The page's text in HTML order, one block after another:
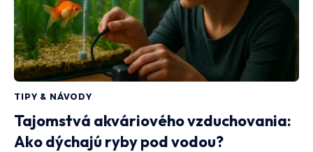
TIPY & NÁVODY
Tajomstvá akváriového vzduchovania:
Ako dýchajú ryby pod vodou?